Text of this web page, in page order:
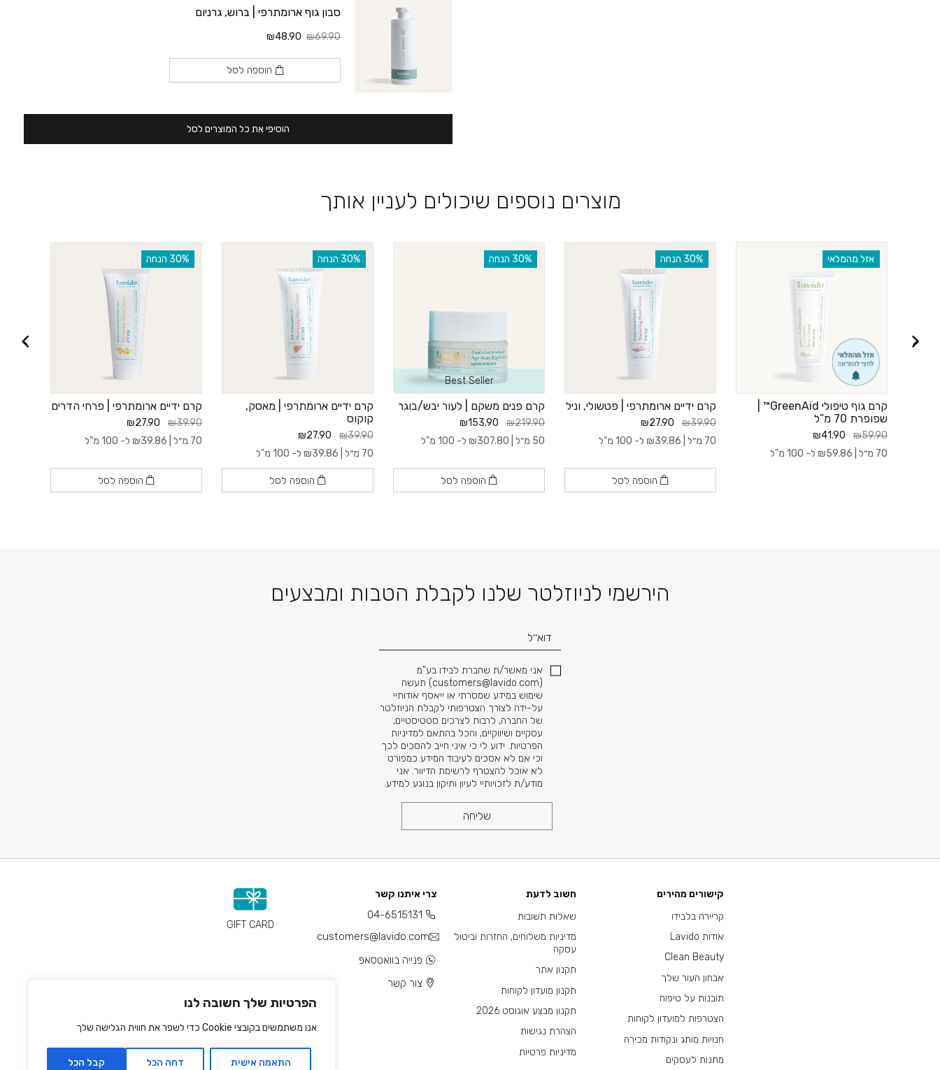
הפרטיות שלך חשובה לנו
אנו משתמשים בקובצי Cookie כדי לשפר את חווית הגלישה שלך
התאמה אישית דחה הכל קבל הכל
סבון גוף ארומתרפי | ברוש, גרניום
₪69.90
₪48.90
הוספה לסל
הוסיפי את כל המוצרים לסל
מוצרים נוספים שיכולים לעניין אותך
אזל מהמלאי
קרם גוף טיפולי GreenAid™ |
שפופרת 70 מ”ל
₪59.90
₪41.90
70 מ״ל |
₪59.86 ל- 100 מ"ל
‫30% הנחה
קרם ידיים ארומתרפי | פטשולי, וניל
₪39.90
₪27.90
70 מ״ל |
₪39.86 ל- 100 מ"ל
הוספה לסל
‫30% הנחה
Best Seller
קרם פנים משקם | לעור יבש/בוגר
₪219.90
₪153.90
50 מ״ל |
₪307.80 ל- 100 מ"ל
הוספה לסל
‫30% הנחה
קרם ידיים ארומתרפי | מאסק,
קוקוס
₪39.90
₪27.90
70 מ״ל |
₪39.86 ל- 100 מ"ל
הוספה לסל
‫30% הנחה
קרם ידיים ארומתרפי | פרחי הדרים
₪39.90
₪27.90
70 מ״ל |
₪39.86 ל- 100 מ"ל
הוספה לסל
הירשמי לניוזלטר שלנו לקבלת הטבות ומבצעים
דוא׳׳ל
אני מאשר/ת שחברת לבידו בע"מ
(
customers@lavido.com) תעשה
שימוש במידע שמסרתי או ייאסף אודותיי
על-ידה לצורך הצטרפותי לקבלת הניוזלטר
של החברה, לרבות לצרכים סטטיסטיים,
עסקיים ושיווקיים, והכל בהתאם למדיניות
הפרטיות. ידוע לי כי איני חייב להסכים לכך
וכי אם לא אסכים לעיבוד המידע כמפורט
לא אוכל להצטרף לרשימת הדיוור. אני
מודע/ת לזכויותיי לעיון ותיקון בנוגע למידע.
שליחה
קישורים מהירים
קריירה בלבידו
אודות Lavido
Clean Beauty
אבחון העור שלך
תובנות על טיפוח
הצטרפות למועדון לקוחות
חנויות מותג ונקודות מכירה
מתנות לעסקים
חשוב לדעת
שאלות תשובות
מדיניות משלוחים, החזרות וביטול
עסקה
תקנון אתר
תקנון מועדון לקוחות
תקנון מבצע אוגוסט 2026
הצהרת נגישות
מדיניות פרטיות
צרי איתנו קשר
04-6515131
customers@lavido.com
פנייה בוואטסאפ
צור קשר
GIFT CARD